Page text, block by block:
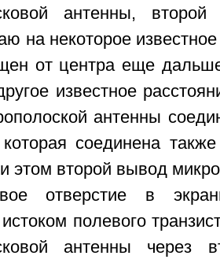
антенны,
на некоторое
от центра еще
известное
антенны
которая соединена
этом второй вывод
отверстие в
полевого
антенны через